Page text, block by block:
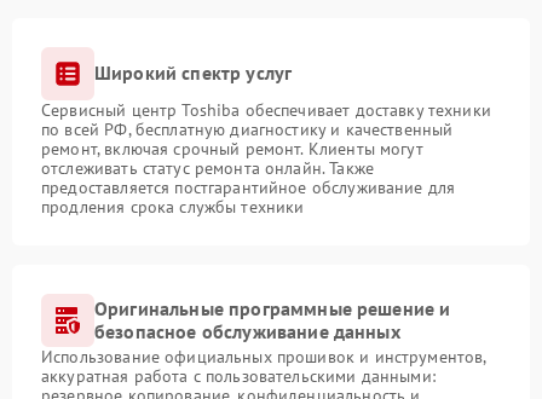
Широкий спектр услуг
Сервисный центр Toshiba обеспечивает доставку техники
по всей РФ, бесплатную диагностику и качественный
ремонт, включая срочный ремонт. Клиенты могут
отслеживать статус ремонта онлайн. Также
предоставляется постгарантийное обслуживание для
продления срока службы техники
Оригинальные программные решение и
безопасное обслуживание данных
Использование официальных прошивок и инструментов,
аккуратная работа с пользовательскими данными: